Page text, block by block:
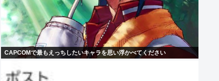
CAPCOMで最もえっちしたいキャラを思い浮かべてください